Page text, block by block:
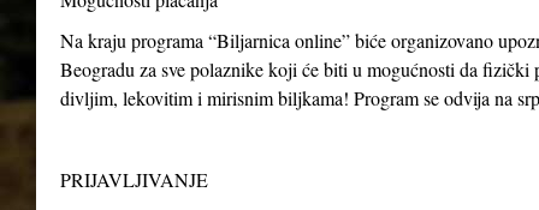
Na kraju programa “Biljarnica online” biće organizovano
Beogradu za sve polaznike koji će biti u mogućnosti da
divljim, lekovitim i mirisnim biljkama! Program se odvija na
PRIJAVLJIVANJE